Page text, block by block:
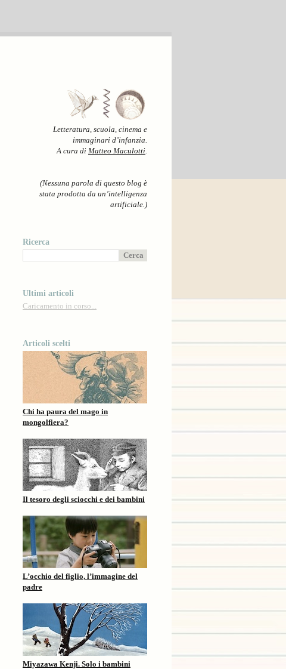
Letteratura, scuola, cinema e
immaginari d’infanzia.
A cura di Matteo Maculotti.
(Nessuna parola di questo blog è
stata prodotta da un’intelligenza
artificiale.)
Ricerca
Ultimi articoli
Caricamento in corso...
Articoli scelti
Chi ha paura del mago in
mongolfiera?
Il tesoro degli sciocchi e dei bambini
L’occhio del figlio, l’immagine del
padre
Miyazawa Kenji. Solo i bambini